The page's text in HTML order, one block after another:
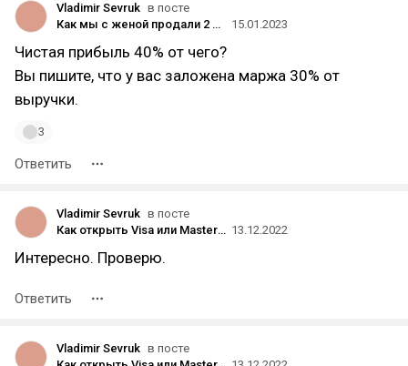
Vladimir Sevruk в посте
Как мы с женой продали 2 квартиры и открыли клинику
15.01.2023
Чистая прибыль 40% от чего?
Вы пишите, что у вас заложена маржа 30% от
выручки.
3
Ответить
Vladimir Sevruk в посте
Как открыть Visa или MasterCard в Белорусском банке за два дня и пополнять рублями из России по очень выгодному курсу 13.12.2022
Интересно. Проверю.
Ответить
Vladimir Sevruk в посте